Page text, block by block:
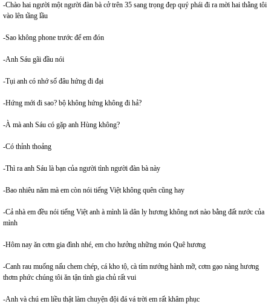
-Chào hai người một người đàn bà cở trên 35 sang trọng đẹp quý phái đi ra mời hai thằng tôi
vào lên tầng lầu
-Sao không phone trước để em đón
-Anh Sáu gãi đầu nói
-Tụi anh có nhớ số đâu hứng đi đại
-Hứng mới đi sao? bộ không hứng không đi hả?
-À mà anh Sáu có gặp anh Hùng không?
-Có thỉnh thoảng
-Thì ra anh Sáu là bạn của người tình người đàn bà này
-Bao nhiêu năm mà em còn nói tiếng Việt không quên cũng hay
-Cả nhà em đều nói tiếng Việt anh à mình là dân ly hương không nơi nào bằng đất nước của
mình
-Hôm nay ăn cơm gia đình nhé, em cho hưởng những món Quê hương
-Canh rau muống nấu chem chép, cá kho tộ, cà tím nướng hành mỡ, cơm gạo nàng hương
thơm phức chúng tôi ăn tận tình gia chủ rất vui
-Anh và chú em liều thật làm chuyện đội đá vá trời em rất khâm phục